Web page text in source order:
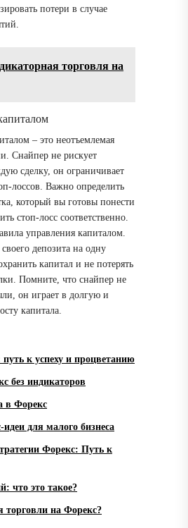
потери в случае
торговля на
– это неотъемлемая
Снайпер не рискует
сделку, он ограничивает
лоссов. Важно определить
который вы готовы понести
стоп-лосс соответственно.
управления капиталом.
депозита на одну
капитал и не потерять
Помните, что снайпер не
он играет в долгую и
капитала.
к успеху и процветанию
без индикаторов
в Форекс
для малого бизнеса
Форекс: Путь к
что это такое?
торговли на Форекс?